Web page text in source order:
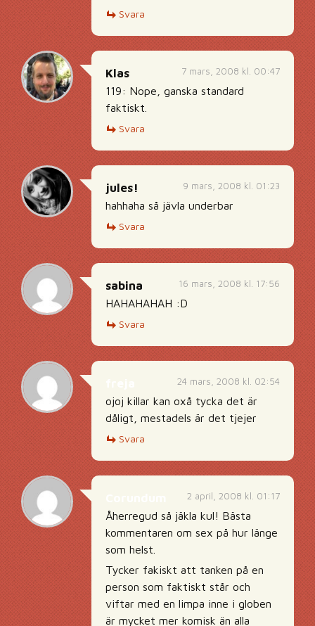
Svara
7 mars, 2008 kl. 00:47
Klas
119: Nope, ganska standard
faktiskt.
Svara
9 mars, 2008 kl. 01:23
jules!
hahhaha så jävla underbar
Svara
16 mars, 2008 kl. 17:56
sabina
HAHAHAHAH :D
Svara
24 mars, 2008 kl. 02:54
ojoj killar kan oxå tycka det är
dåligt, mestadels är det tjejer
Svara
2 april, 2008 kl. 01:17
Åherregud så jäkla kul! Bästa
kommentaren om sex på hur länge
som helst.
Tycker fakiskt att tanken på en
person som faktiskt står och
viftar med en limpa inne i globen
är mycket mer komisk än alla